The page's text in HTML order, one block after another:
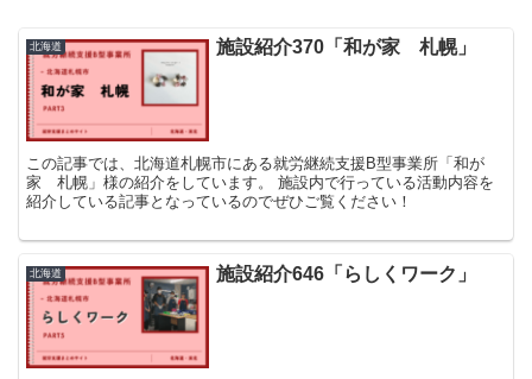
北海道 施設紹介370「和が家 札幌」
この記事では、北海道札幌市にある就労継続支援B型事業所「和が
家 札幌」様の紹介をしています。 施設内で行っている活動内容を
紹介している記事となっているのでぜひご覧ください！
北海道 施設紹介646「らしくワーク」